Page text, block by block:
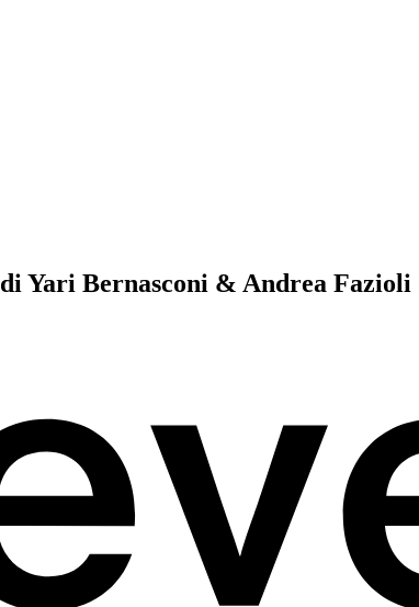
di Yari Bernasconi & Andrea Fazioli